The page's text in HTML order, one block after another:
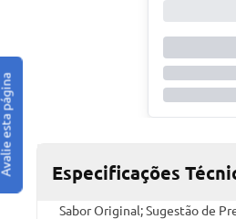
Especificações
Sabor Original; Sugestão de